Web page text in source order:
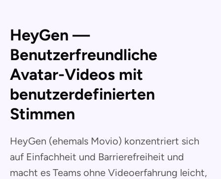
HeyGen —
Benutzerfreundliche
Avatar-Videos mit
benutzerdefinierten
Stimmen
HeyGen (ehemals Movio) konzentriert sich
auf Einfachheit und Barrierefreiheit und
macht es Teams ohne Videoerfahrung leicht,